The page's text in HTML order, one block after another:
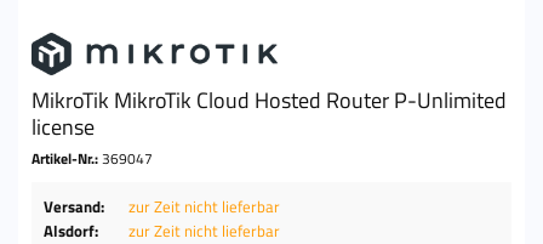
MikroTik MikroTik Cloud Hosted Router P-Unlimited
license
Artikel-Nr.:369047
Versand:
zur Zeit nicht lieferbar
Alsdorf:
zur Zeit nicht lieferbar